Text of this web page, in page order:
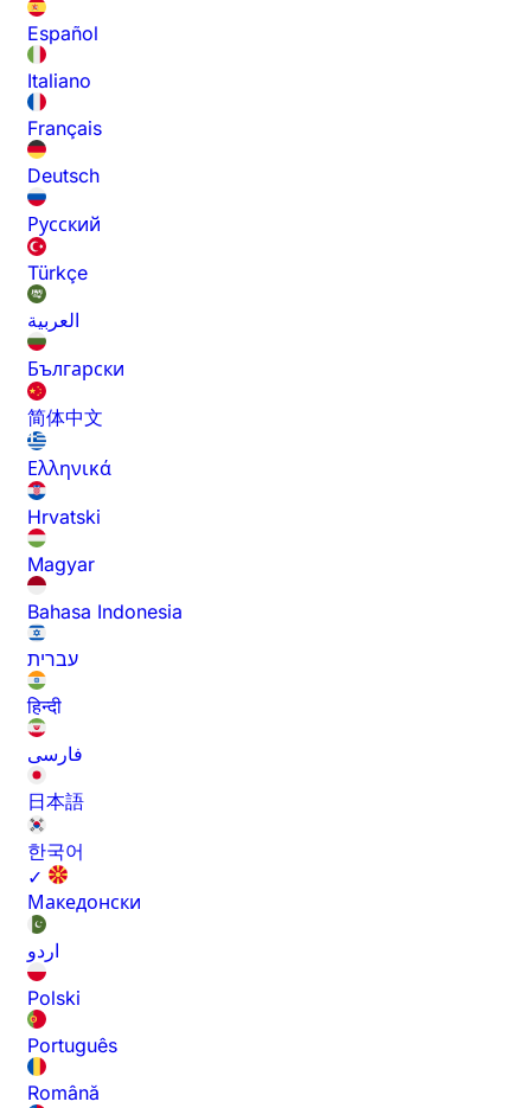
Español
Italiano
Français
Deutsch
Русский
Türkçe
العربية
Български
简体中文
Ελληνικά
Hrvatski
Magyar
Bahasa Indonesia
עברית
हिन्दी
فارسی
日本語
한국어
✓
Македонски
اردو
Polski
Português
Română